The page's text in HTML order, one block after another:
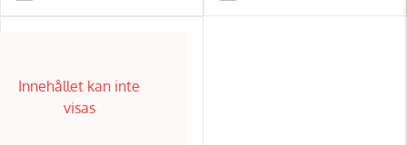
Innehållet kan inte
visas